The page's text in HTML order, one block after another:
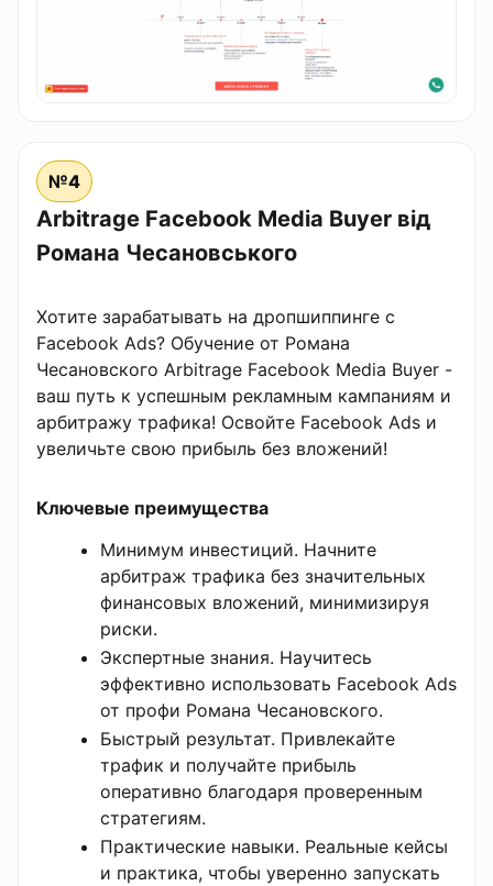
№4
Arbitrage Facebook Media Buyer від
Романа Чесановського
Хотите зарабатывать на дропшиппинге с
Facebook Ads? Обучение от Романа
Чесановского Arbitrage Facebook Media Buyer -
ваш путь к успешным рекламным кампаниям и
арбитражу трафика! Освойте Facebook Ads и
увеличьте свою прибыль без вложений!
Ключевые преимущества
Минимум инвестиций. Начните
арбитраж трафика без значительных
финансовых вложений, минимизируя
риски.
Экспертные знания. Научитесь
эффективно использовать Facebook Ads
от профи Романа Чесановского.
Быстрый результат. Привлекайте
трафик и получайте прибыль
оперативно благодаря проверенным
стратегиям.
Практические навыки. Реальные кейсы
и практика, чтобы уверенно запускать